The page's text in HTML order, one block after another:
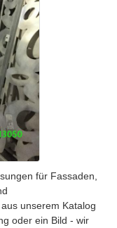
für Fassaden,
unserem Katalog
oder ein Bild - wir